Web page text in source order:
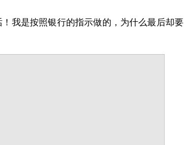
我是按照银行的指示做的，为什么最后却要